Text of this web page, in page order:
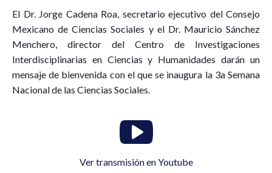
El Dr. Jorge Cadena Roa, secretario ejecutivo del Consejo
Mexicano de Ciencias Sociales y el Dr. Mauricio Sánchez
Menchero, director del Centro de Investigaciones
Interdisciplinarias en Ciencias y Humanidades darán un
mensaje de bienvenida con el que se inaugura la 3a Semana
Nacional de las Ciencias Sociales.
Ver transmisión en Youtube